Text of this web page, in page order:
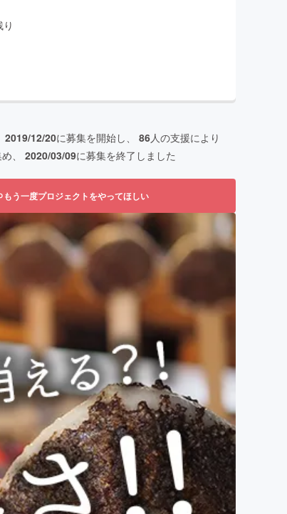
2019/12/20に募集を開始し、 86人の支援により
、 2020/03/09に募集を終了しました
もう一度プロジェクトをやってほしい